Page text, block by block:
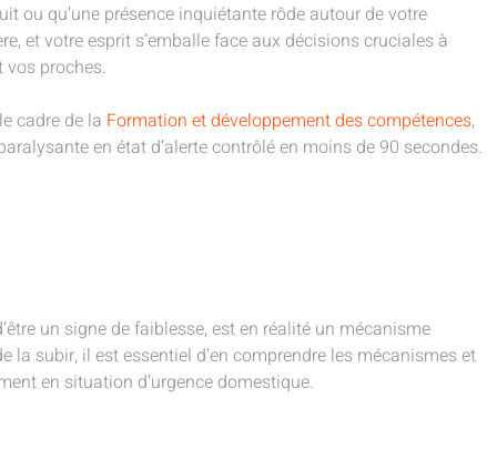
ou qu’une présence inquiétante rôde autour de votre
et votre esprit s’emballe face aux décisions cruciales à
vos proches.
cadre de la Formation et développement des compétences,
en état d’alerte contrôlé en moins de 90 secondes.
un signe de faiblesse, est en réalité un mécanisme
subir, il est essentiel d’en comprendre les mécanismes et
en situation d’urgence domestique.